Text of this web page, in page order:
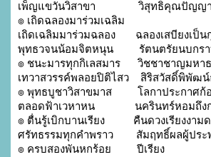
เพ็ญแขวันวิสาขา               วิสุทธิคุณปัญ
๏ เถิดฉลองมาร่วมเฉลิม
เถิดเฉลิมมาร่วมฉลอง       ฉลองเสบียงเป็
พุทธวจนน้อมจิตหนุน         รัตนตรัยนบกร
๏ ชนะมารทุกกิเลสมาร      วิชชาชาญมหา
เทวาสวรรค์พลอยปิติไสว    สิริสวัสดิ์พิพัฒน์
๏ พุทธบูชาวิสาขมาส         โลกาประกาศก้
ตลอดฟ้าเวหาหน              นครินทร์หอมถึง
๏ ตื่นรู้เบิกบานเรียง          คืนดวงเรียงงาม
ศรัทธรรมทุกคำพราว        สัมฤทธิ์ผลผู้ปร
๏ ครบสองพันหกร้อย         ปีเรียง